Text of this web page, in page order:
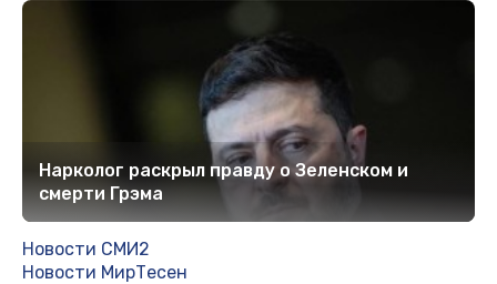
Нарколог раскрыл правду о Зеленском и
смерти Грэма
Новости СМИ2
Новости МирТесен